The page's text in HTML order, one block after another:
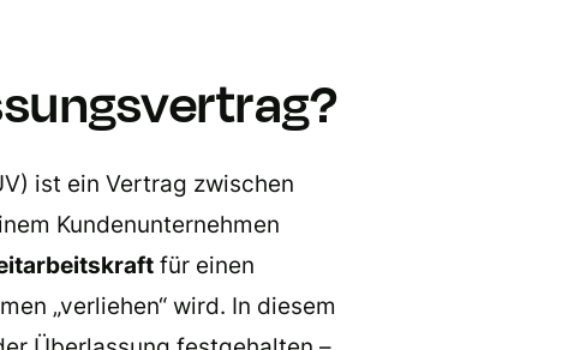
ist ein Vertrag zwischen
Kundenunternehmen
für einen
„verliehen“ wird. In diesem